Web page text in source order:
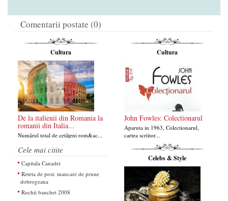
Comentarii postate (0)
Cultura
De la italienii din Romania la
romanii din Italia...
Numărul total de cetățeni rom&ac...
Cultura
John Fowles: Colectionarul
Aparuta in 1963, Colectionarul,
cartea scriitor...
Cele mai citite
Capitala Canadei
Reteta de post: mancare de prune
dobrogeana
Rochii banchet 2008
Celebs & Style